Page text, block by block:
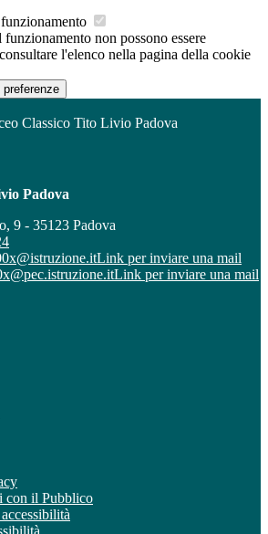
non possono essere
l'elenco nella pagina della cookie
Classico Tito Livio Padova
Padova
9 - 35123 Padova
Link per inviare una mail
Link per inviare una mail
con il Pubblico